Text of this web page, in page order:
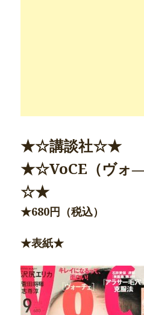
★☆講談社☆★
★☆VoCE（ヴォ―
☆★
★680円（税込）
★表紙★